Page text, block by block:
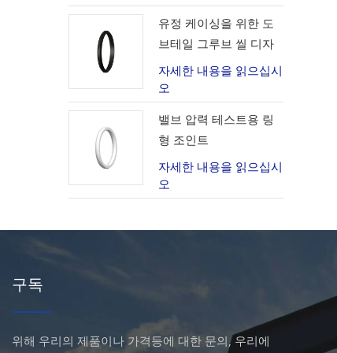
유정 케이싱을 위한 도
브테일 그루브 씰 디자
인
자세한 내용을 읽으십시
오
밸브 압력 테스트용 링
형 조인트
자세한 내용을 읽으십시
오
구독
위해 우리의 제품이나 가격등에 대한 문의, 우리에